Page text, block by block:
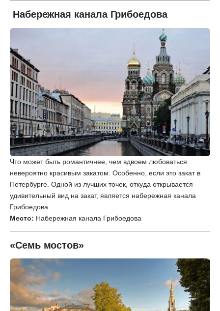
Набережная канала Грибоедова
Что может быть романтичнее, чем вдвоем любоваться
невероятно красивым закатом. Особенно, если это закат в
Петербурге. Одной из лучших точек, откуда открывается
удивительный вид на закат, является набережная канала
Грибоедова.
Место: Набережная канала Грибоедова
«Семь мостов»